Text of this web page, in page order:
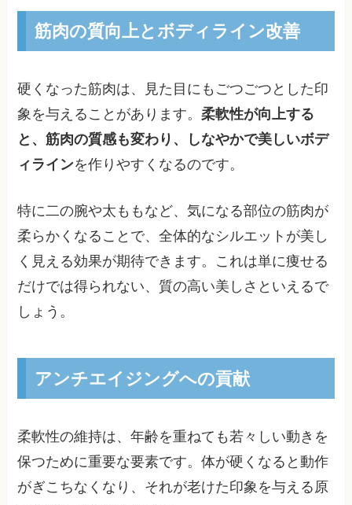
筋肉の質向上とボディライン改善
硬くなった筋肉は、見た目にもごつごつとした印
象を与えることがあります。柔軟性が向上する
と、筋肉の質感も変わり、しなやかで美しいボデ
ィラインを作りやすくなるのです。
特に二の腕や太ももなど、気になる部位の筋肉が
柔らかくなることで、全体的なシルエットが美し
く見える効果が期待できます。これは単に痩せる
だけでは得られない、質の高い美しさといえるで
しょう。
アンチエイジングへの貢献
柔軟性の維持は、年齢を重ねても若々しい動きを
保つために重要な要素です。体が硬くなると動作
がぎこちなくなり、それが老けた印象を与える原